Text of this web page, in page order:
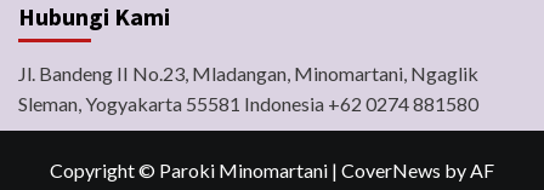
Hubungi Kami
Jl. Bandeng II No.23, Mladangan, Minomartani, Ngaglik
Sleman, Yogyakarta 55581 Indonesia +62 0274 881580
Copyright © Paroki Minomartani | CoverNews by AF